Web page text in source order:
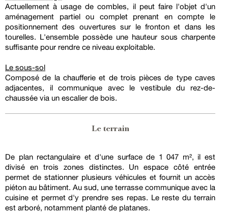
Actuellement à usage de combles, il peut faire l'objet d'un
aménagement partiel ou complet prenant en compte le
positionnement des ouvertures sur le fronton et dans les
tourelles. L'ensemble possède une hauteur sous charpente
suffisante pour rendre ce niveau exploitable.
Le sous-sol
Composé de la chaufferie et de trois pièces de type caves
adjacentes, il communique avec le vestibule du rez-de-
chaussée via un escalier de bois.
Le terrain
De plan rectangulaire et d'une surface de 1 047 m², il est
divisé en trois zones distinctes. Un espace côté entrée
permet de stationner plusieurs véhicules et fournit un accès
piéton au bâtiment. Au sud, une terrasse communique avec la
cuisine et permet d'y prendre ses repas. Le reste du terrain
est arboré, notamment planté de platanes.